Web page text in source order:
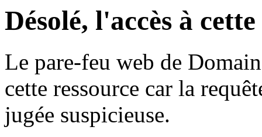
Désolé, l'accès à
Le pare-feu web de
cette ressource car la
jugée suspicieuse.